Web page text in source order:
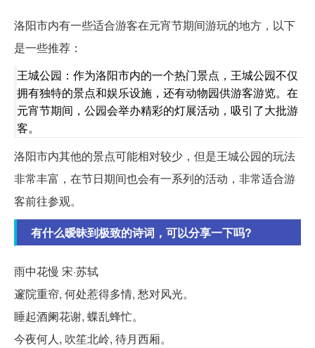
洛阳市内有一些适合游客在元宵节期间游玩的地方，以下
是一些推荐：
王城公园：作为洛阳市内的一个热门景点，王城公园不仅
拥有独特的景点和娱乐设施，还有动物园供游客游览。在
元宵节期间，公园会举办精彩的灯展活动，吸引了大批游
客。
洛阳市内其他的景点可能相对较少，但是王城公园的玩法
非常丰富，在节日期间也会有一系列的活动，非常适合游
客前往参观。
有什么暧昧到极致的诗词，可以分享一下吗?
雨中花慢 宋·苏轼
邃院重帘, 何处惹得多情, 愁对风光。
睡起酒阑花谢, 蝶乱蜂忙。
今夜何人, 吹笙北岭, 待月西厢。